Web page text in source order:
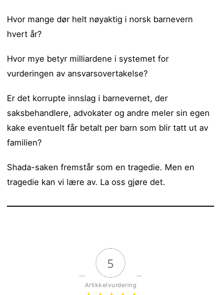
Hvor mange dør helt nøyaktig i norsk barnevern
hvert år?
Hvor mye betyr milliardene i systemet for
vurderingen av ansvarsovertakelse?
Er det korrupte innslag i barnevernet, der
saksbehandlere, advokater og andre meler sin egen
kake eventuelt får betalt per barn som blir tatt ut av
familien?
Shada-saken fremstår som en tragedie. Men en
tragedie kan vi lære av. La oss gjøre det.
5
Artikkelvurdering